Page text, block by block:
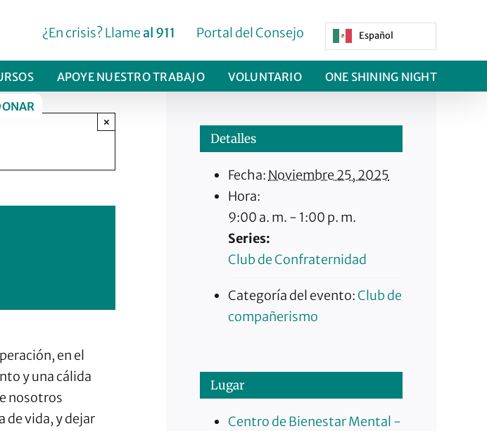
¿En crisis? Llameal 911 Portal del Consejo Español
APOYE NUESTRO TRABAJO VOLUNTARIO ONE SHINING NIGHT
×
en el
y una cálida
nosotros
de vida, y dejar
Detalles
Fecha: Noviembre 25, 2025
Hora:
9:00 a. m. - 1:00 p. m.
Series:
Club de Confraternidad
Categoría del evento: Club de
compañerismo
Lugar
Centro de Bienestar Mental -